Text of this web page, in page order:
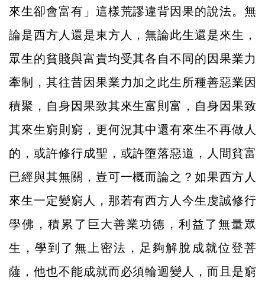
來生卻會富有」這樣荒謬違背因果的說法。無
論是西方人還是東方人，無論此生還是來生，
眾生的貧賤與富貴均受其各自不同的因果業力
牽制，其往昔因果業力加之此生所種善惡業因
積聚，自身因果致其來生富則富，自身因果致
其來生窮則窮，更何況其中還有來生不再做人
的，或許修行成聖，或許墮落惡道，人間貧富
已經與其無關，豈可一概而論之？如果西方人
來生一定變窮人，那若有西方人今生虔誠修行
學佛，積累了巨大善業功德，利益了無量眾
生，學到了無上密法，足夠解脫成就位登菩
薩，他也不能成就而必須輪迴變人，而且是窮